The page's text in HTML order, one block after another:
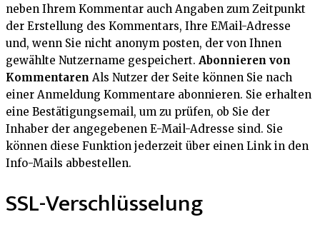
neben Ihrem Kommentar auch Angaben zum Zeitpunkt
der Erstellung des Kommentars, Ihre EMail-Adresse
und, wenn Sie nicht anonym posten, der von Ihnen
gewählte Nutzername gespeichert. Abonnieren von
Kommentaren Als Nutzer der Seite können Sie nach
einer Anmeldung Kommentare abonnieren. Sie erhalten
eine Bestätigungsemail, um zu prüfen, ob Sie der
Inhaber der angegebenen E-Mail-Adresse sind. Sie
können diese Funktion jederzeit über einen Link in den
Info-Mails abbestellen.
SSL-Verschlüsselung